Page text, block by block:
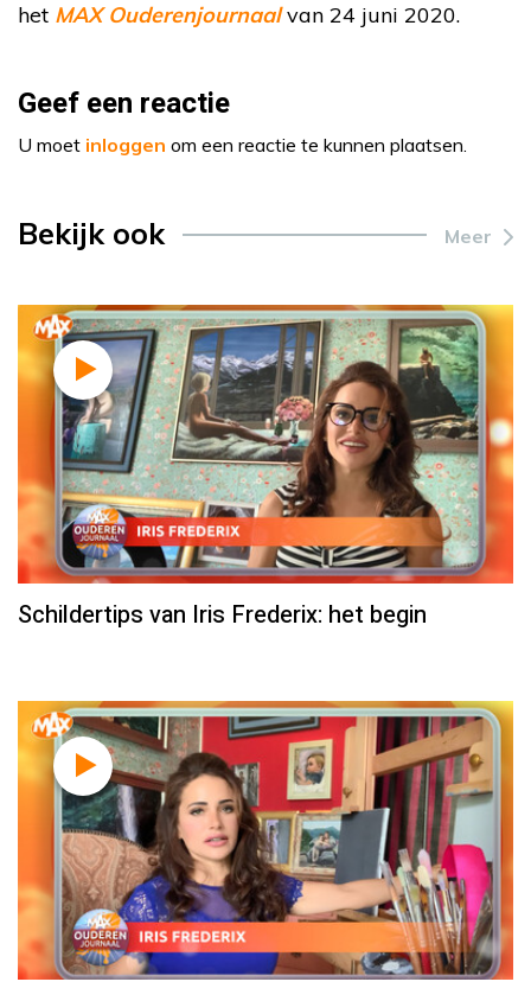
het MAX Ouderenjournaalvan 24 juni 2020.
Geef een reactie
U moet inloggen om een reactie te kunnen plaatsen.
Bekijk ook Meer
Schildertips van Iris Frederix: het begin